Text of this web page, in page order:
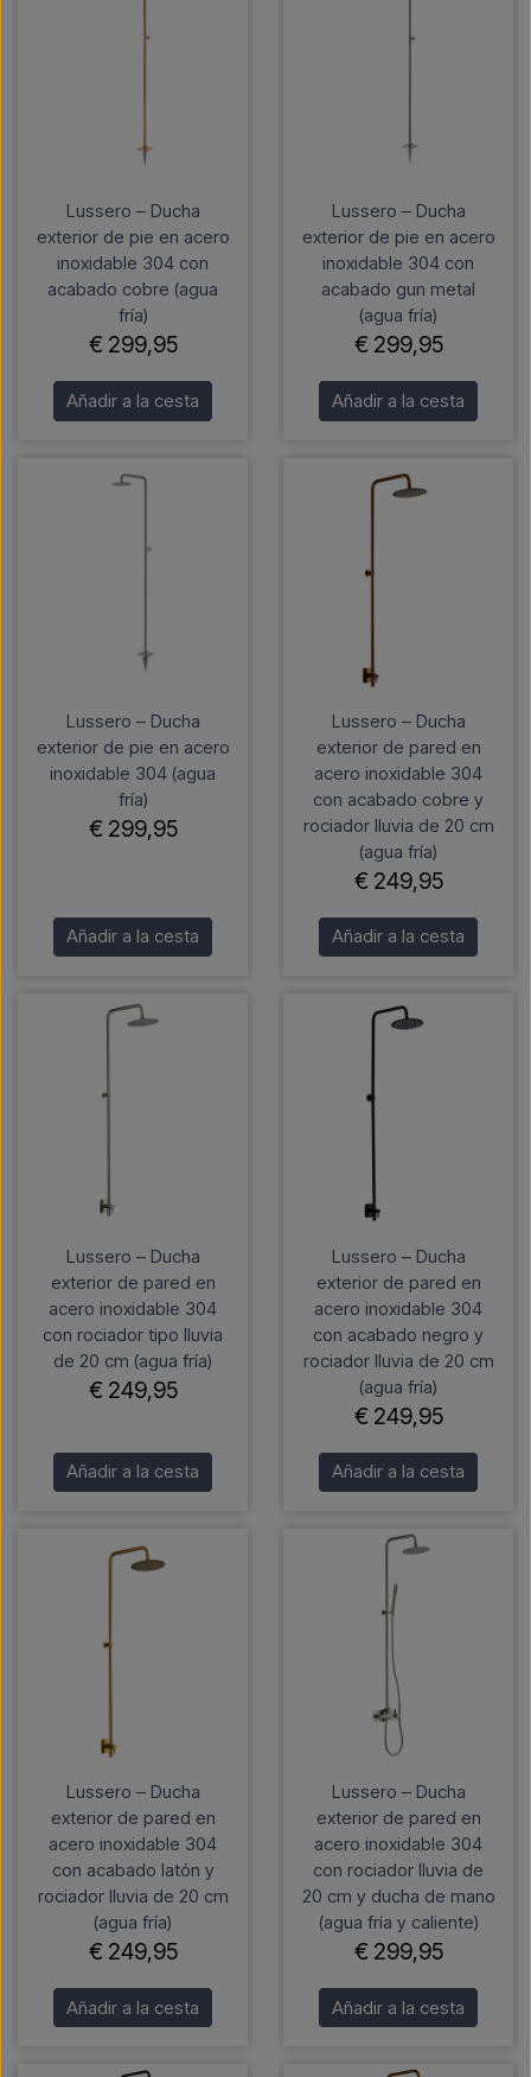
Lussero – Ducha
exterior de pie en acero
inoxidable 304 con
acabado cobre (agua
fría)
€ 299,95
Añadir a la cesta
Lussero – Ducha
exterior de pie en acero
inoxidable 304 con
acabado gun metal
(agua fría)
€ 299,95
Añadir a la cesta
Lussero – Ducha
exterior de pie en acero
inoxidable 304 (agua
fría)
€ 299,95
Añadir a la cesta
Lussero – Ducha
exterior de pared en
acero inoxidable 304
con acabado cobre y
rociador lluvia de 20 cm
(agua fría)
€ 249,95
Añadir a la cesta
Lussero – Ducha
exterior de pared en
acero inoxidable 304
con rociador tipo lluvia
de 20 cm (agua fría)
€ 249,95
Añadir a la cesta
Lussero – Ducha
exterior de pared en
acero inoxidable 304
con acabado negro y
rociador lluvia de 20 cm
(agua fría)
€ 249,95
Añadir a la cesta
Lussero – Ducha
exterior de pared en
acero inoxidable 304
con acabado latón y
rociador lluvia de 20 cm
(agua fría)
€ 249,95
Añadir a la cesta
Lussero – Ducha
exterior de pared en
acero inoxidable 304
con rociador lluvia de
20 cm y ducha de mano
(agua fría y caliente)
€ 299,95
Añadir a la cesta